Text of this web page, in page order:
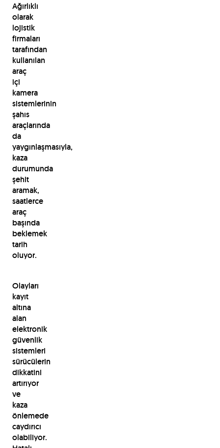
Ağırlıklı
olarak
lojistik
firmaları
tarafından
kullanılan
araç
içi
kamera
sistemlerinin
şahıs
araçlarında
da
yaygınlaşmasıyla,
kaza
durumunda
şehit
aramak,
saatlerce
araç
başında
beklemek
tarih
oluyor.
Olayları
kayıt
altına
alan
elektronik
güvenlik
sistemleri
sürücülerin
dikkatini
artırıyor
ve
kaza
önlemede
caydırıcı
olabiliyor.